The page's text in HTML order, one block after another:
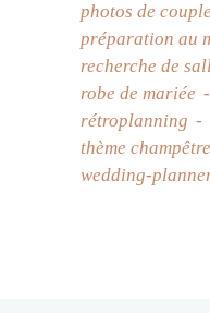
photos de couple
préparation au
recherche de
robe de mariée
rétroplanning
thème champêtre
wedding-